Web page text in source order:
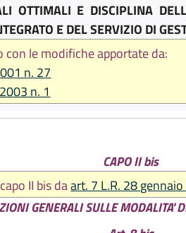
OTTIMALI E DISCIPLINA
E DEL SERVIZIO DI
con le modifiche apportate da:
n. 27
n. 1
CAPO II bis
II bis daart. 7 L.R. 28
GENERALI SULLE MODALITA'